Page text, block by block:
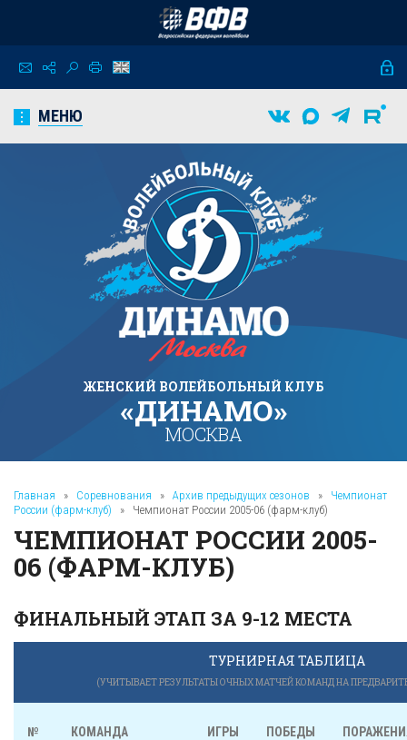
МЕНЮ
ЖЕНСКИЙ ВОЛЕЙБОЛЬНЫЙ КЛУБ
«ДИНАМО»
МОСКВА
Главная » Соревнования » Архив предыдущих сезонов »
Чемпионат
России (фарм-клуб)
» Чемпионат России 2005-06 (фарм-клуб)
ЧЕМПИОНАТ РОССИИ 2005-
06 (ФАРМ-КЛУБ)
ФИНАЛЬНЫЙ ЭТАП ЗА 9-12 МЕСТА
ТУРНИРНАЯ ТАБЛИЦА
(УЧИТЫВАЕТ РЕЗУЛЬТАТЫ ОЧНЫХ МАТЧЕЙ КОМАНД НА
№ КОМАНДА ИГРЫ ПОБЕДЫ